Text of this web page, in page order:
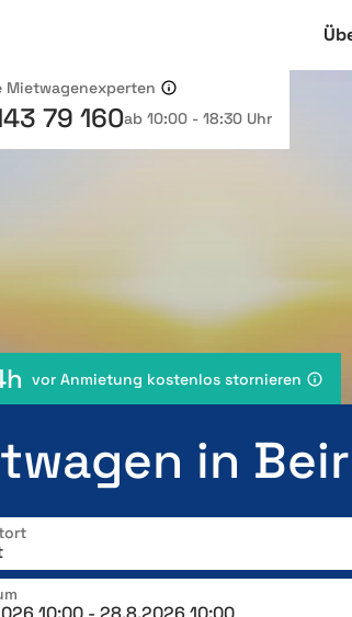
Mietwagenexperten
79 160ab 10:00 - 18:30 Uhr
vor Anmietung kostenlos stornieren
in